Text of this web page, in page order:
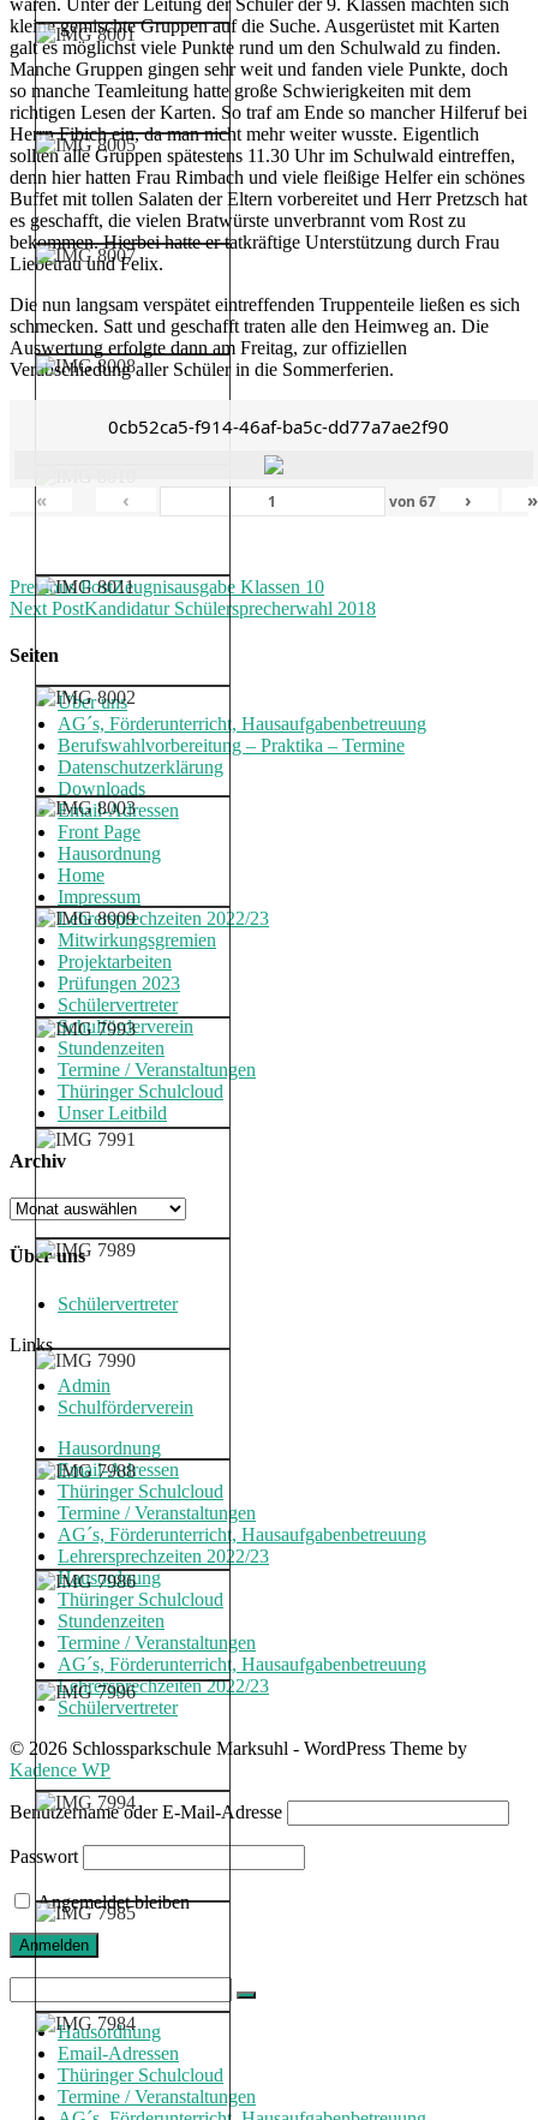
waren. Unter der Leitung der Schüler der 9. Klassen machten sich
kleine gemischte Gruppen auf die Suche. Ausgerüstet mit Karten
galt es möglichst viele Punkte rund um den Schulwald zu finden.
Manche Gruppen gingen sehr weit und fanden viele Punkte, doch
so manche Teamleitung hatte große Schwierigkeiten mit dem
richtigen Lesen der Karten. So traf am Ende so mancher Hilferuf bei
Herrn Fibich ein, da man nicht mehr weiter wusste. Eigentlich
sollten alle Gruppen spätestens 11.30 Uhr im Schulwald eintreffen,
denn hier hatten Frau Rimbach und viele fleißige Helfer ein schönes
Buffet mit tollen Salaten der Eltern vorbereitet und Herr Pretzsch hat
es geschafft, die vielen Bratwürste unverbrannt vom Rost zu
bekommen. Hierbei hatte er tatkräftige Unterstützung durch Frau
Liebetrau und Felix.
Die nun langsam verspätet eintreffenden Truppenteile ließen es sich
schmecken. Satt und geschafft traten alle den Heimweg an. Die
Auswertung erfolgte dann am Freitag, zur offiziellen
Verabschiedung aller Schüler in die Sommerferien.
0cb52ca5-f914-46af-ba5c-dd77a7ae2f90
« ‹ von 67 › »
Previous PostZeugnisausgabe Klassen 10
Next PostKandidatur Schülersprecherwahl 2018
Seiten
Über uns
AG´s, Förderunterricht, Hausaufgabenbetreuung
Berufswahlvorbereitung – Praktika – Termine
Datenschutzerklärung
Downloads
Email-Adressen
Front Page
Hausordnung
Home
Impressum
Lehrersprechzeiten 2022/23
Mitwirkungsgremien
Projektarbeiten
Prüfungen 2023
Schülervertreter
Schulförderverein
Stundenzeiten
Termine / Veranstaltungen
Thüringer Schulcloud
Unser Leitbild
Archiv
Archiv
Über uns
Schülervertreter
Links
Admin
Schulförderverein
Hausordnung
Email-Adressen
Thüringer Schulcloud
Termine / Veranstaltungen
AG´s, Förderunterricht, Hausaufgabenbetreuung
Lehrersprechzeiten 2022/23
Hausordnung
Thüringer Schulcloud
Stundenzeiten
Termine / Veranstaltungen
AG´s, Förderunterricht, Hausaufgabenbetreuung
Lehrersprechzeiten 2022/23
Schülervertreter
© 2026 Schlossparkschule Marksuhl - WordPress Theme by
Kadence WP
Benutzername oder E-Mail-Adresse
Passwort
Angemeldet bleiben
for:
Hausordnung
Email-Adressen
Thüringer Schulcloud
Termine / Veranstaltungen